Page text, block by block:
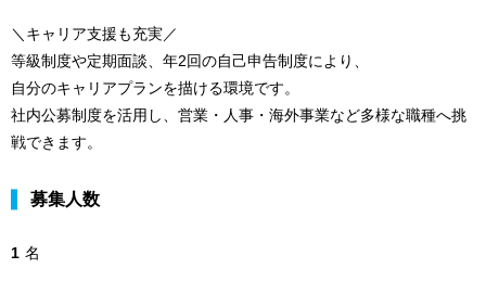
＼キャリア支援も充実／
等級制度や定期面談、年2回の自己申告制度により、
自分のキャリアプランを描ける環境です。
社内公募制度を活用し、営業・人事・海外事業など多様な職種へ挑
戦できます。
募集人数
1 名